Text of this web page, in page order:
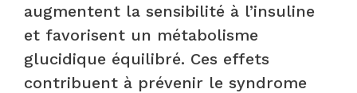
augmentent la sensibilité à l’insuline
et favorisent un métabolisme
glucidique équilibré. Ces effets
contribuent à prévenir le syndrome